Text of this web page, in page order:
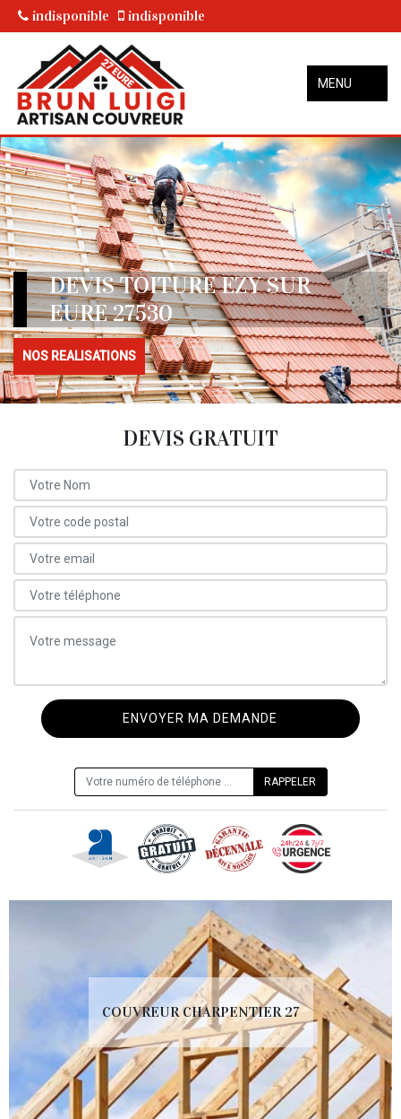
indisponible indisponible
MENU
DEVIS TOITURE EZY SUR
EURE 27530
NOS REALISATIONS
DEVIS GRATUIT
COUVREUR CHARPENTIER 27